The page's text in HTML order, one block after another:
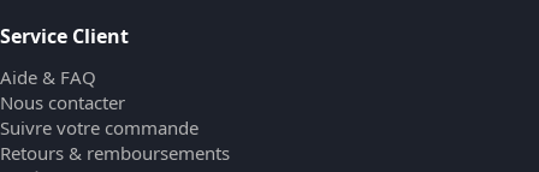
Service Client
Aide & FAQ
Nous contacter
Suivre votre commande
Retours & remboursements